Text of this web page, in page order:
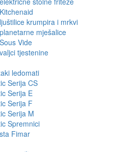
krumpira i mrkvi
mješalice
Vide
tjestenine
ledomati
Serija CS
Serija E
Serija F
Serija M
Spremnici
Fimar